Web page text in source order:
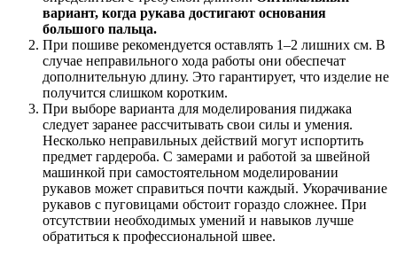
вариант, когда рукава достигают основания
большого пальца.
При пошиве рекомендуется оставлять 1–2 лишних см. В
случае неправильного хода работы они обеспечат
дополнительную длину. Это гарантирует, что изделие не
получится слишком коротким.
При выборе варианта для моделирования пиджака
следует заранее рассчитывать свои силы и умения.
Несколько неправильных действий могут испортить
предмет гардероба. С замерами и работой за швейной
машинкой при самостоятельном моделировании
рукавов может справиться почти каждый. Укорачивание
рукавов с пуговицами обстоит гораздо сложнее. При
отсутствии необходимых умений и навыков лучше
обратиться к профессиональной швее.